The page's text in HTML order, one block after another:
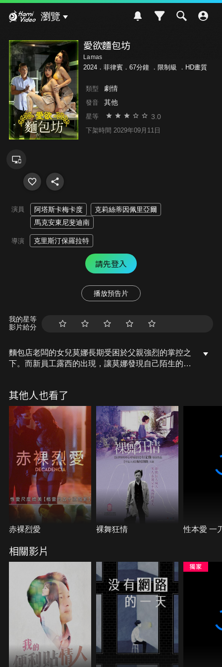
瀏覽
愛欲麵包坊
Lamas
2024．菲律賓．67分鐘 ． 限制級 ．HD畫質
類型 劇情
發音 其他
星等 3.0
下架時間 2029年09月11日
演員 阿塔斯卡梅卡度
克莉絲蒂因佩里亞爾
馬克安東尼斐迪南
導演 克里斯汀保羅拉特
請先登入
播放預告片
我的星等
影片給分
麵包店老闆的女兒莫娜長期受困於父親強烈的掌控之
下。而新員工露西的出現，讓莫娜發現自己陌生的另
路。
其他人也看了
赤裸烈愛 裸舞狂情 性本愛 一
相關影片